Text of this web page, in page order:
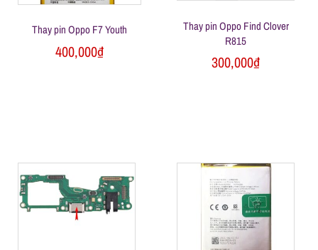
Thay pin Oppo F7 Youth
400,000₫
Thay pin Oppo Find Clover
R815
300,000₫